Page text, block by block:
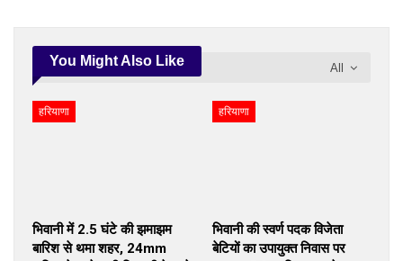
All
You Might Also Like
हरियाणा
भिवानी में 2.5 घंटे की झमाझम
बारिश से थमा शहर, 24mm
हरियाणा
भिवानी की स्वर्ण पदक विजेता
बेटियों का उपायुक्त निवास पर